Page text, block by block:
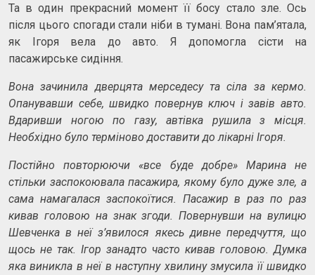
Та в один прекрасний момент її босу стало зле. Ось
після цього спогади стали ніби в тумані. Вона пам’ятала,
як Ігоря вела до авто. Я допомогла сісти на
пасажирське сидіння.
Вона зачинила дверцята мерседесу та сіла за кермо.
Опанувавши себе, швидко повернув ключ і завів авто.
Вдаривши ногою по газу, автівка рушила з місця.
Необхідно було терміново доставити до лікарні Ігоря.
Постійно повторюючи «все буде добре» Марина не
стільки заспокоювала пасажира, якому було дуже зле, а
сама намагалася заспокоїтися. Пасажир в раз по раз
кивав головою на знак згоди. Повернувши на вулицю
Шевченка в неї з’явилося якесь дивне передчуття, що
щось не так. Ігор занадто часто кивав головою. Думка
яка виникла в неї в наступну хвилину змусила її швидко